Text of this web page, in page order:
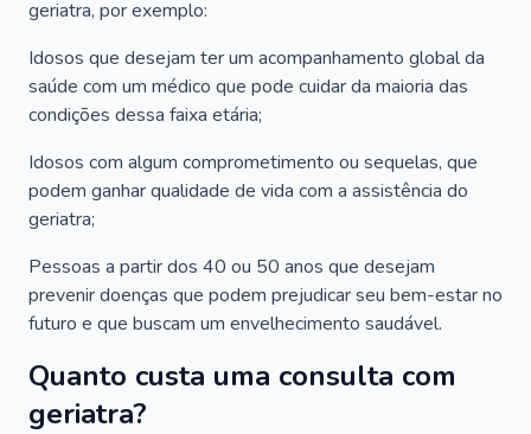
geriatra, por exemplo:
Idosos que desejam ter um acompanhamento global da
saúde com um médico que pode cuidar da maioria das
condições dessa faixa etária;
Idosos com algum comprometimento ou sequelas, que
podem ganhar qualidade de vida com a assistência do
geriatra;
Pessoas a partir dos 40 ou 50 anos que desejam
prevenir doenças que podem prejudicar seu bem-estar no
futuro e que buscam um envelhecimento saudável.
Quanto custa uma consulta com
geriatra?